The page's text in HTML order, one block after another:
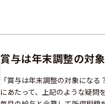
賞与は年末調整の対
「賞与は年末調整の対象にな
にあたって、上記のような疑問